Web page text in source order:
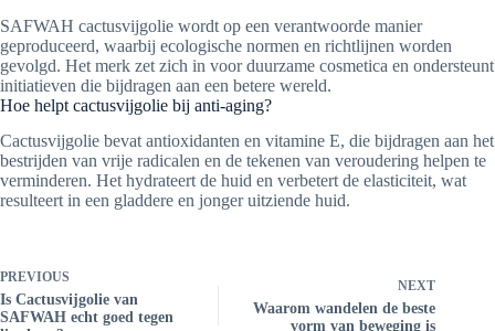
SAFWAH cactusvijgolie wordt op een verantwoorde manier
geproduceerd, waarbij ecologische normen en richtlijnen worden
gevolgd. Het merk zet zich in voor duurzame cosmetica en ondersteunt
initiatieven die bijdragen aan een betere wereld.
Hoe helpt cactusvijgolie bij anti-aging?
Cactusvijgolie bevat antioxidanten en vitamine E, die bijdragen aan het
bestrijden van vrije radicalen en de tekenen van veroudering helpen te
verminderen. Het hydrateert de huid en verbetert de elasticiteit, wat
resulteert in een gladdere en jonger uitziende huid.
PREVIOUS
Is Cactusvijgolie van
SAFWAH echt goed tegen
NEXT
Waarom wandelen de beste
vorm van beweging is